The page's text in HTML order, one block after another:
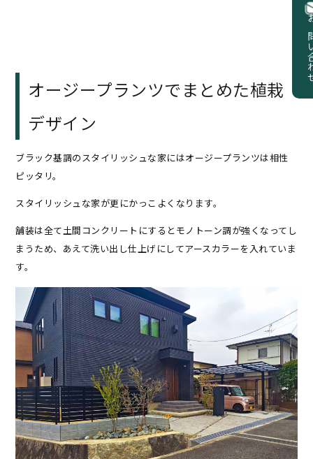
お
オージープランツでまとめた植栽
デザイン
ブラック基調のスタイリッシュな家にはオージープランツは相性
ピッタリ。
スタイリッシュな家が更にかっこよくなります。
舗装は全て土間コンクリートにするとモノトーン調が強くなってし
まうため、あえて洗い出し仕上げにしてアースカラーを入れていま
す。